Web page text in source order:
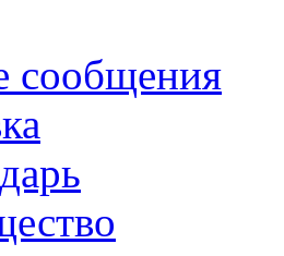
сообщения